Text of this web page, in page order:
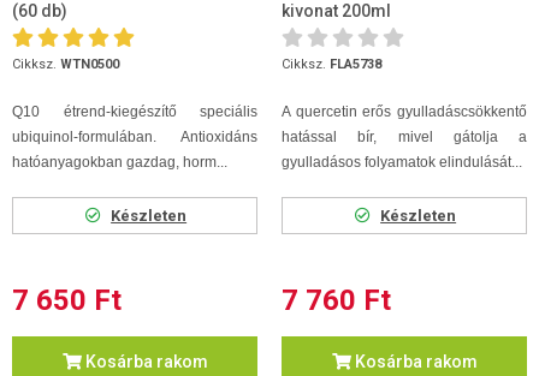
(60 db)
Cikksz. WTN0500
Q10 étrend-kiegészítő speciális
ubiquinol-formulában. Antioxidáns
hatóanyagokban gazdag, horm...
Készleten
7 650 Ft
Kosárba rakom
kivonat 200ml
Cikksz. FLA5738
A quercetin erős gyulladáscsökkentő
hatással bír, mivel gátolja a
gyulladásos folyamatok elindulását...
Készleten
7 760 Ft
Kosárba rakom